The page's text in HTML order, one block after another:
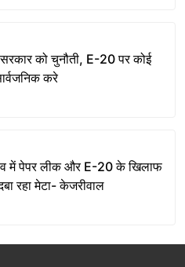
को चुनौती, E-20 पर कोई
करे
में पेपर लीक और E-20 के खिलाफ
रहा मेटा- केजरीवाल